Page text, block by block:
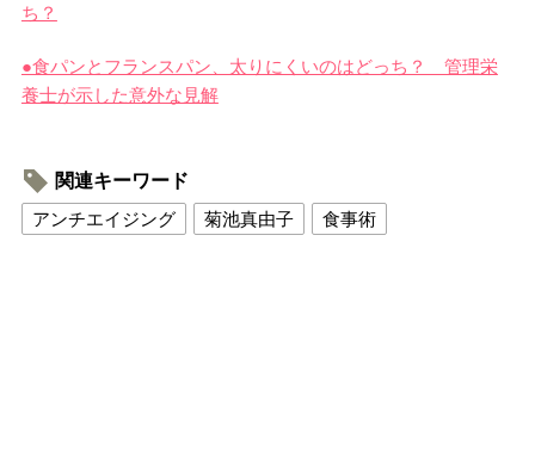
ち？
●食パンとフランスパン、太りにくいのはどっち？ 管理栄
養士が示した意外な見解
関連キーワード
アンチエイジング
菊池真由子 食事術